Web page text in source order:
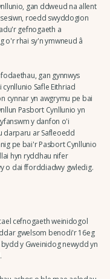
gan ddweud na allent
roedd swyddogion
gefnogaeth a
o'r rhai sy'n ymwneud â
gan gynnwys
Safle Eithriad
cynnar yn awgrymu pe bai
Pasbort Cynllunio yn
y danfon o'i
darparu ar Safleoedd
pe bai'r Pasbort Cynllunio
hyn ryddhau nifer
o dai fforddiadwy gwledig.
cefnogaeth weinidogol
gwelsom benodi'r 16eg
y Gweinidog newydd yn